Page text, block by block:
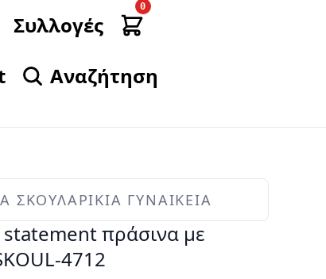
Συλλογές
0
Αναζήτηση
ΣΚΟΥΛΑΡΙΚΙΑ ΓΥΝΑΙΚΕΙΑ
statement πράσινα με
4712